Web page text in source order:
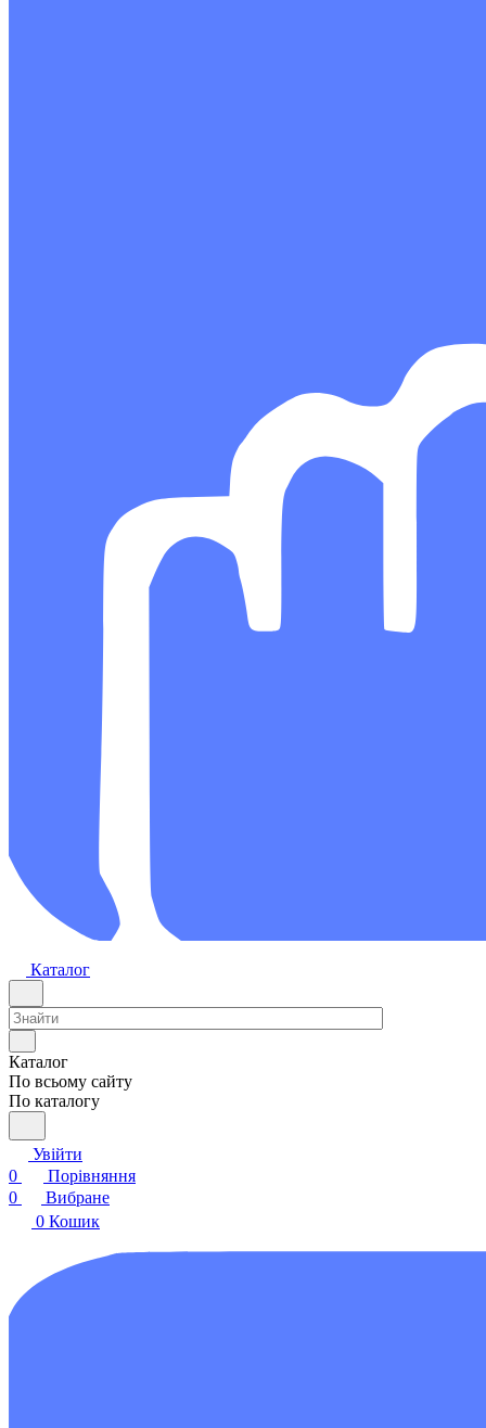
Каталог
Каталог
По всьому сайту
По каталогу
Увійти
0
Порівняння
0
Вибране
0 Кошик